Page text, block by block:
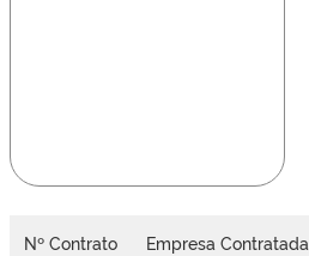
Nº Contrato Empresa Contratada